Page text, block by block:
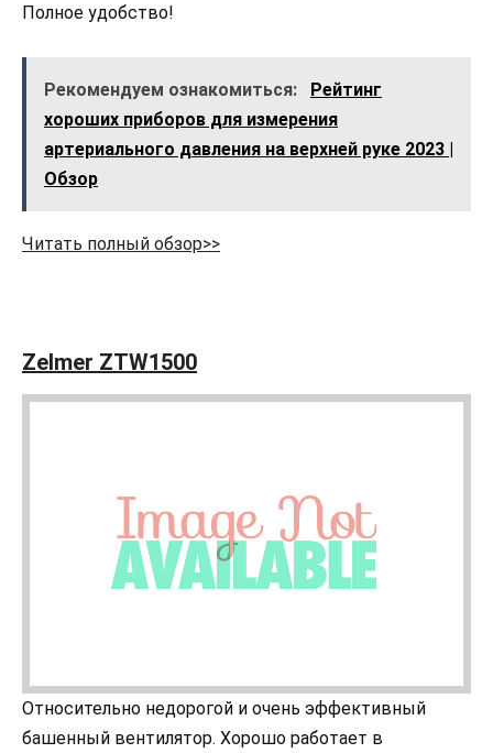
Полное удобство!
Рекомендуем ознакомиться:
Рейтинг
хороших приборов для измерения
артериального давления на верхней руке 2023 |
Обзор
Читать полный обзор>>
Zelmer ZTW1500
Относительно недорогой и очень эффективный
башенный вентилятор. Хорошо работает в